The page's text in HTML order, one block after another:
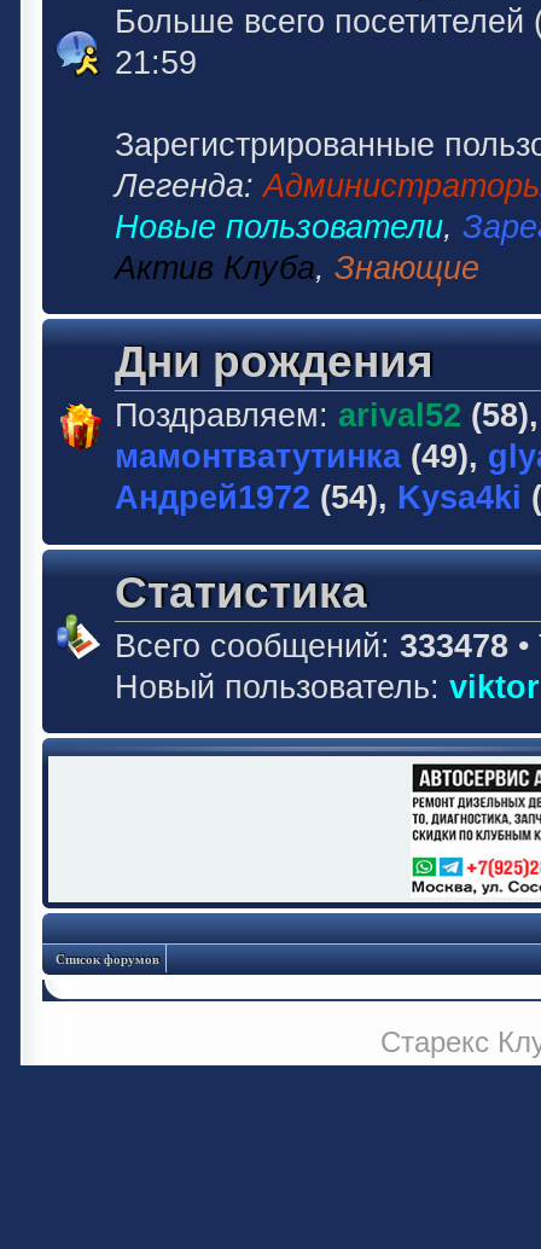
Больше всего посетителей
21:59
Зарегистрированные
Легенда:
Новые пользователи,
Актив Клуба, Знающие
Дни рождения
Поздравляем: arival52
мамонтватутинка(49),
Андрей1972 (54), Kysa4ki
Статистика
Всего сообщений: 333478
Новый пользователь:
Список форумов
Старекс